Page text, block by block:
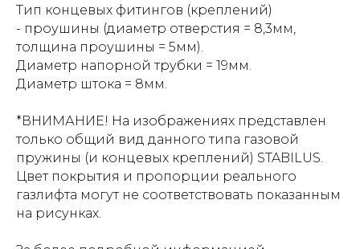
Тип концевых фитингов (креплений)
- проушины (диаметр отверстия = 8,3мм,
толщина проушины = 5мм).
Диаметр напорной трубки = 19мм.
Диаметр штока = 8мм.
*ВНИМАНИЕ! На изображениях представлен
только общий вид данного типа газовой
пружины (и концевых креплений) STABILUS.
Цвет покрытия и пропорции реального
газлифта могут не соответствовать показанным
на рисунках.